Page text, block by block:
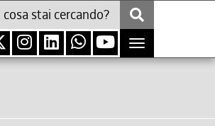
Toggle
navigation